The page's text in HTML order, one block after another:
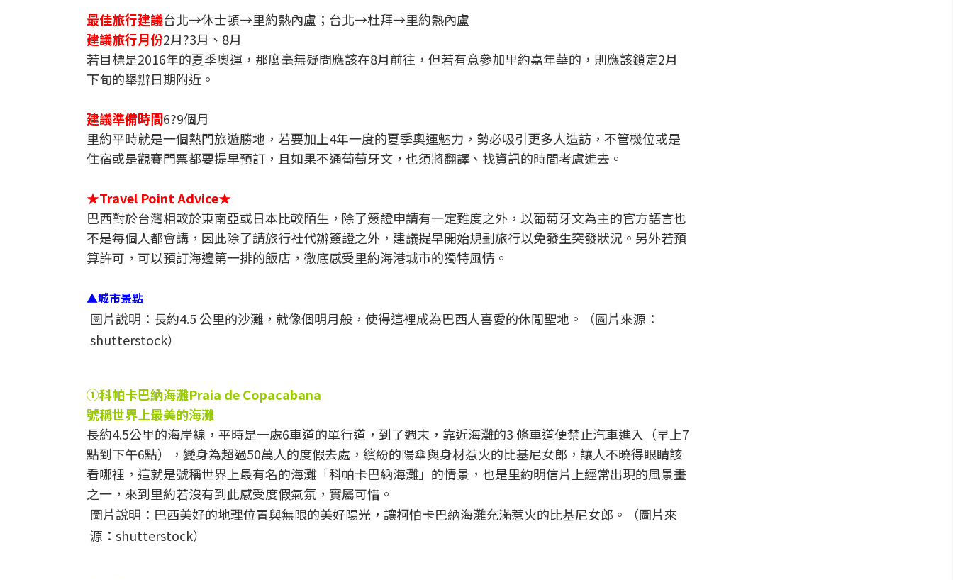
最佳旅行建議台北→休士頓→里約熱內盧；台北→杜拜→里約熱內盧
建議旅行月份2月?3月、8月
若目標是2016年的夏季奧運，那麼毫無疑問應該在8月前往，但若有意參加里約嘉年華的，則應該鎖定2月
下旬的舉辦日期附近。
建議準備時間6?9個月
里約平時就是一個熱門旅遊勝地，若要加上4年一度的夏季奧運魅力，勢必吸引更多人造訪，不管機位或是
住宿或是觀賽門票都要提早預訂，且如果不通葡萄牙文，也須將翻譯、找資訊的時間考慮進去。
★Travel Point Advice★
巴西對於台灣相較於東南亞或日本比較陌生，除了簽證申請有一定難度之外，以葡萄牙文為主的官方語言也
不是每個人都會講，因此除了請旅行社代辦簽證之外，建議提早開始規劃旅行以免發生突發狀況。另外若預
算許可，可以預訂海邊第一排的飯店，徹底感受里約海港城市的獨特風情。
▲城市景點
圖片說明：長約4.5 公里的沙灘，就像個明月般，使得這裡成為巴西人喜愛的休閒聖地。（圖片來源：
shutterstock）
①科帕卡巴納海灘Praia de Copacabana
號稱世界上最美的海灘
長約4.5公里的海岸線，平時是一處6車道的單行道，到了週末，靠近海灘的3 條車道便禁止汽車進入（早上7
點到下午6點），變身為超過50萬人的度假去處，繽紛的陽傘與身材惹火的比基尼女郎，讓人不曉得眼睛該
看哪裡，這就是號稱世界上最有名的海灘「科帕卡巴納海灘」的情景，也是里約明信片上經常出現的風景畫
之一，來到里約若沒有到此感受度假氣氛，實屬可惜。
圖片說明：巴西美好的地理位置與無限的美好陽光，讓柯怕卡巴納海灘充滿惹火的比基尼女郎。（圖片來
源：shutterstock）